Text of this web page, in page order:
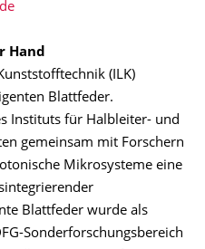
Hand
(ILK)
Blattfeder.
Instituts für Halbleiter- und
gemeinsam mit Forschern
Mikrosysteme eine
Blattfeder wurde als
Sonderforschungsbereich